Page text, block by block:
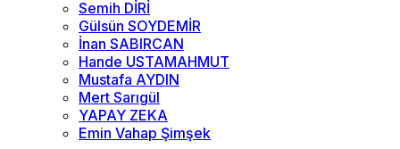
Semih DİRİ
Gülsün SOYDEMİR
İnan SABIRCAN
Hande USTAMAHMUT
Mustafa AYDIN
Mert Sarıgül
YAPAY ZEKA
Emin Vahap Şimşek